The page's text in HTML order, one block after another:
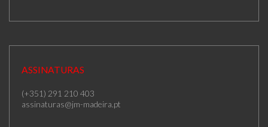
ASSINATURAS
(+351) 291 210 403
assinaturas@jm-madeira.pt